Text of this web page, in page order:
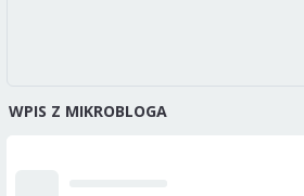
WPIS Z MIKROBLOGA